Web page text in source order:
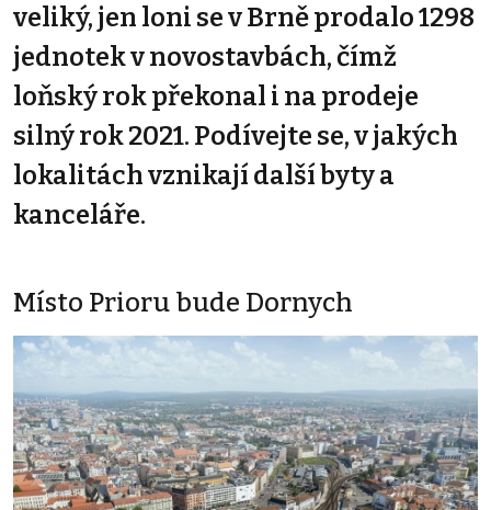
veliký, jen loni se v Brně prodalo 1298
jednotek v novostavbách, čímž
loňský rok překonal i na prodeje
silný rok 2021. Podívejte se, v jakých
lokalitách vznikají další byty a
kanceláře.
Místo Prioru bude Dornych